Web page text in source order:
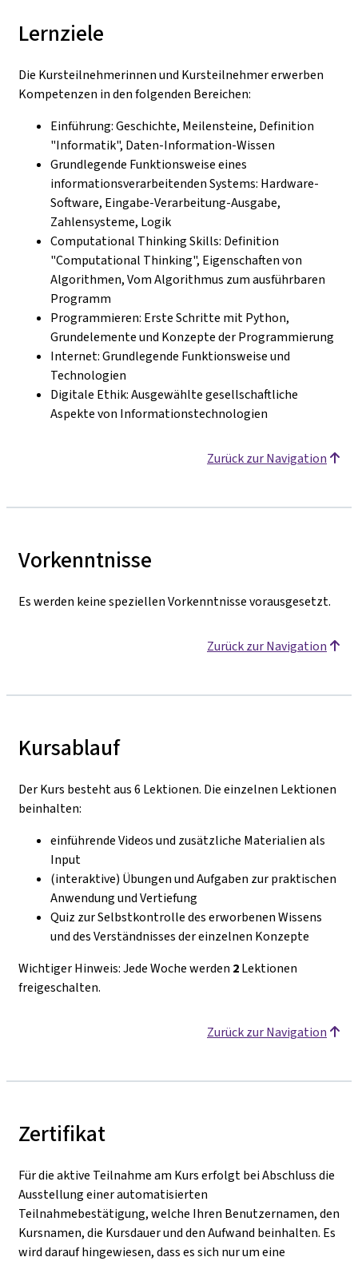
Lernziele
Die Kursteilnehmerinnen und Kursteilnehmer erwerben
Kompetenzen in den folgenden Bereichen:
Einführung: Geschichte, Meilensteine, Definition
"Informatik", Daten-Information-Wissen
Grundlegende Funktionsweise eines
informationsverarbeitenden Systems: Hardware-
Software, Eingabe-Verarbeitung-Ausgabe,
Zahlensysteme, Logik
Computational Thinking Skills: Definition
"Computational Thinking", Eigenschaften von
Algorithmen, Vom Algorithmus zum ausführbaren
Programm
Programmieren: Erste Schritte mit Python,
Grundelemente und Konzepte der Programmierung
Internet: Grundlegende Funktionsweise und
Technologien
Digitale Ethik: Ausgewählte gesellschaftliche
Aspekte von Informationstechnologien
Zurück zur Navigation
Vorkenntnisse
Es werden keine speziellen Vorkenntnisse vorausgesetzt.
Zurück zur Navigation
Kursablauf
Der Kurs besteht aus 6 Lektionen. Die einzelnen Lektionen
beinhalten:
einführende Videos und zusätzliche Materialien als
Input
(interaktive) Übungen und Aufgaben zur praktischen
Anwendung und Vertiefung
Quiz zur Selbstkontrolle des erworbenen Wissens
und des Verständnisses der einzelnen Konzepte
Wichtiger Hinweis: Jede Woche werden 2Lektionen
freigeschalten.
Zurück zur Navigation
Zertifikat
Für die aktive Teilnahme am Kurs erfolgt bei Abschluss die
Ausstellung einer automatisierten
Teilnahmebestätigung, welche Ihren Benutzernamen, den
Kursnamen, die Kursdauer und den Aufwand beinhalten. Es
wird darauf hingewiesen, dass es sich nur um eine